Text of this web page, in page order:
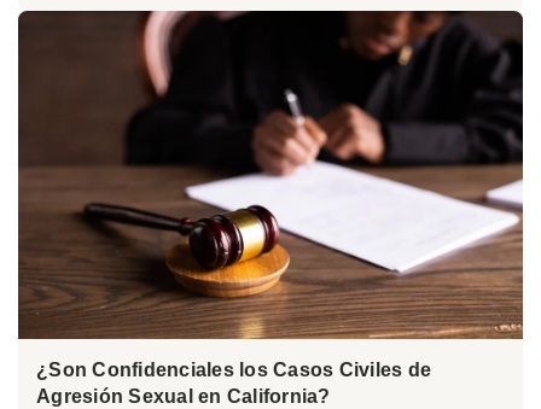
¿Son Confidenciales los Casos Civiles de
Agresión Sexual en California?